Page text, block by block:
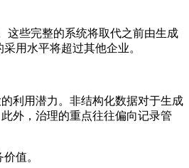
些完整的系统将取代之前由生成
用水平将超过其他企业。
利用潜力。非结构化数据对于生成
外，治理的重点往往偏向记录管
值。